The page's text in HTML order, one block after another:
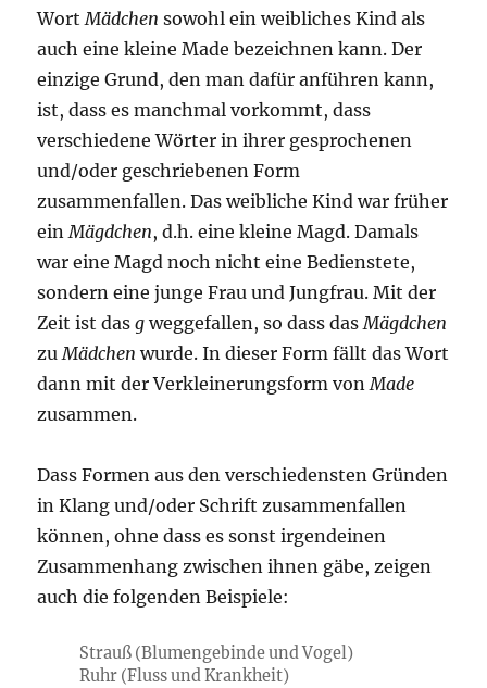
WortMädchen sowohl ein weibliches Kind als
auch eine kleine Made bezeichnen kann. Der
einzige Grund, den man dafür anführen kann,
ist, dass es manchmal vorkommt, dass
verschiedene Wörter in ihrer gesprochenen
und/oder geschriebenen Form
zusammenfallen. Das weibliche Kind war früher
einMägdchen, d.h. eine kleine Magd. Damals
war eine Magd noch nicht eine Bedienstete,
sondern eine junge Frau und Jungfrau. Mit der
Zeit ist dasg weggefallen, so dass dasMägdchen
zuMädchen wurde. In dieser Form fällt das Wort
dann mit der Verkleinerungsform vonMade
zusammen.
Dass Formen aus den verschiedensten Gründen
in Klang und/oder Schrift zusammenfallen
können, ohne dass es sonst irgendeinen
Zusammenhang zwischen ihnen gäbe, zeigen
auch die folgenden Beispiele:
Strauß (Blumengebinde und Vogel)
Ruhr (Fluss und Krankheit)